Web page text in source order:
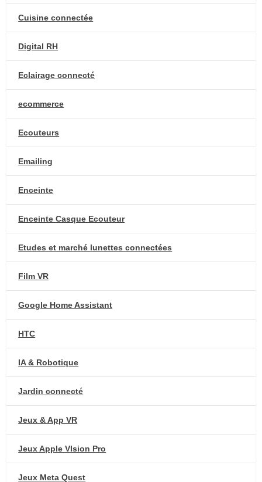
Cuisine connectée
Digital RH
Eclairage connecté
ecommerce
Ecouteurs
Emailing
Enceinte
Enceinte Casque Ecouteur
Etudes et marché lunettes connectées
Film VR
Google Home Assistant
HTC
IA & Robotique
Jardin connecté
Jeux & App VR
Jeux Apple VIsion Pro
Jeux Meta Quest